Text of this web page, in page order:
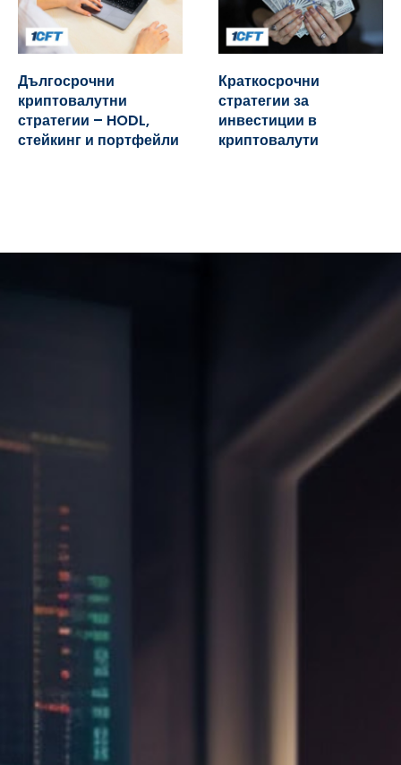
Дългосрочни
криптовалутни
стратегии – HODL,
стейкинг и портфейли
Краткосрочни
стратегии за
инвестиции в
криптовалути